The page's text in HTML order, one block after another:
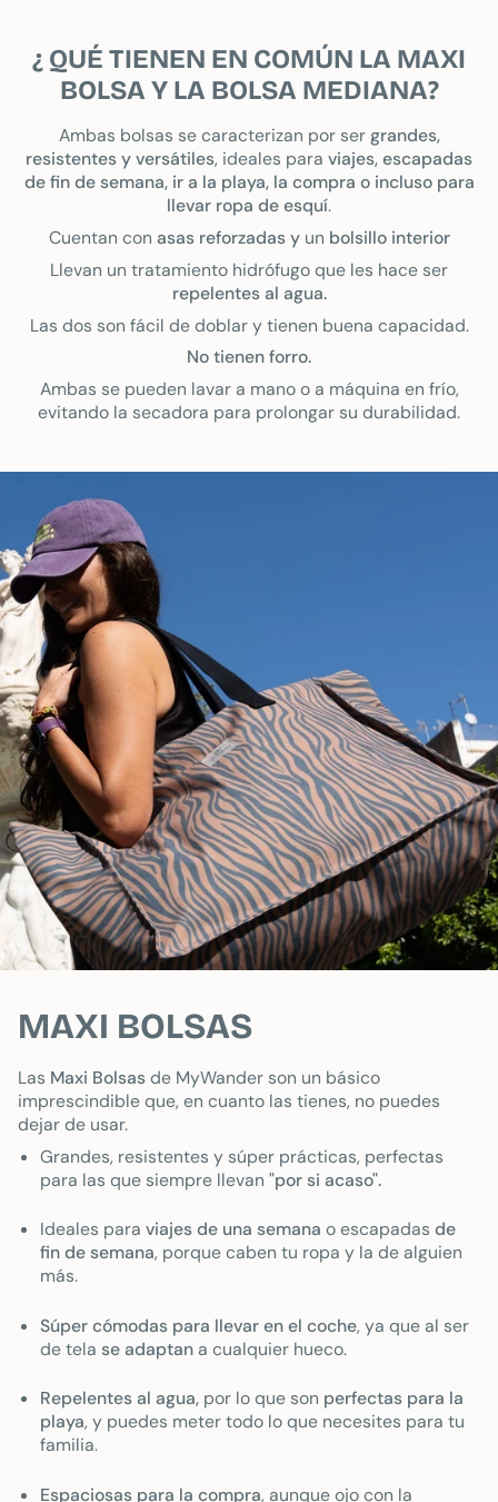
¿ QUÉ TIENEN EN COMÚN LA MAXI
BOLSA Y LA BOLSA MEDIANA?
Ambas bolsas se caracterizan por sergrandes,
resistentes y versátiles, ideales para viajes, escapadas
de fin de semana, ir a la playa, la compra o incluso para
llevar ropa de esquí.
Cuentan con asas reforzadas y un bolsillo interior
Llevan un tratamiento hidrófugo que les hace ser
repelentes al agua.
Las dos son fácil de doblar y tienen buena capacidad.
No tienen forro.
Ambas se pueden lavar a mano o a máquina en frío,
evitando la secadora para prolongar su durabilidad.
MAXI BOLSAS
Las Maxi Bolsasde MyWander son un básico
imprescindible que, en cuanto las tienes, no puedes
dejar de usar.
Grandes, resistentes y súper prácticas, perfectas
para las que siempre llevan"por si acaso".
Ideales paraviajes de una semana o escapadasde
fin de semana, porque caben tu ropa y la de alguien
más.
Súper cómodas para llevar en el coche, ya que al ser
de tela se adaptana cualquier hueco.
Repelentes al agua, por lo que son perfectas para la
playa, y puedes meter todo lo que necesites para tu
familia.
Espaciosas para la compra, aunque ojo con la